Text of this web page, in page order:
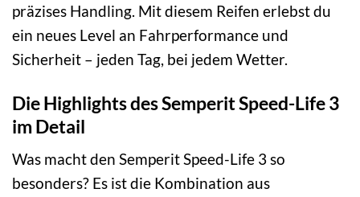
präzises Handling. Mit diesem Reifen erlebst du
ein neues Level an Fahrperformance und
Sicherheit – jeden Tag, bei jedem Wetter.
Die Highlights des Semperit Speed-Life 3
im Detail
Was macht den Semperit Speed-Life 3 so
besonders? Es ist die Kombination aus